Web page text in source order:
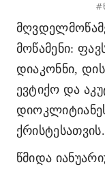
მოწამენი:
დიაკონნი,
ევტიქო და
ქრისტესათვის.
წმიდა